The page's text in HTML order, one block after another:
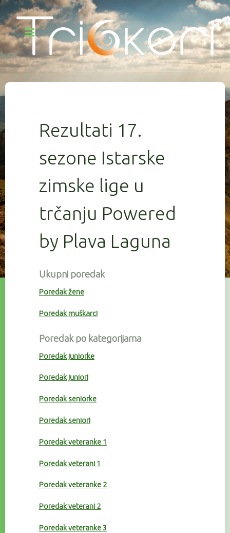
Rezultati 17.
sezone Istarske
zimske lige u
trčanju Powered
by Plava Laguna
Ukupni poredak
Poredak žene
Poredak muškarci
Poredak po kategorijama
Poredak juniorke
Poredak juniori
Poredak seniorke
Poredak seniori
Poredak veteranke 1
Poredak veterani 1
Poredak veteranke 2
Poredak veterani 2
Poredak veteranke 3